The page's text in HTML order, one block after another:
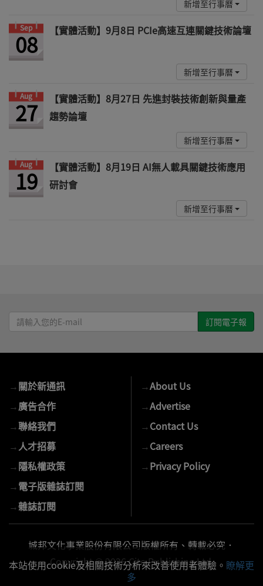
新增至行事曆
Sep
08 【實體活動】9月8日 PCIe高速互連關鍵技術論壇
新增至行事曆
Aug
27
【實體活動】8月27日 先進封裝技術創新與量產
趨勢論壇
新增至行事曆
Aug
19
【實體活動】8月19日 AI無人載具關鍵技術應用
研討會
新增至行事曆
請
輸
E-
mail
→關於新通訊
→廣告合作
→聯絡我們
→ 人才招募
→隱私權政策
→電子版雜誌訂閱
→雜誌訂閱
→About Us
→Advertise
→Contact Us
→Careers
→Privacy Policy
城邦文化事業股份有限公司版權所有、轉載必究．
Copyright © 2026 Cite Publishing Ltd.
本站使用cookie及相關技術分析來改善使用者體驗。 瞭解更
多